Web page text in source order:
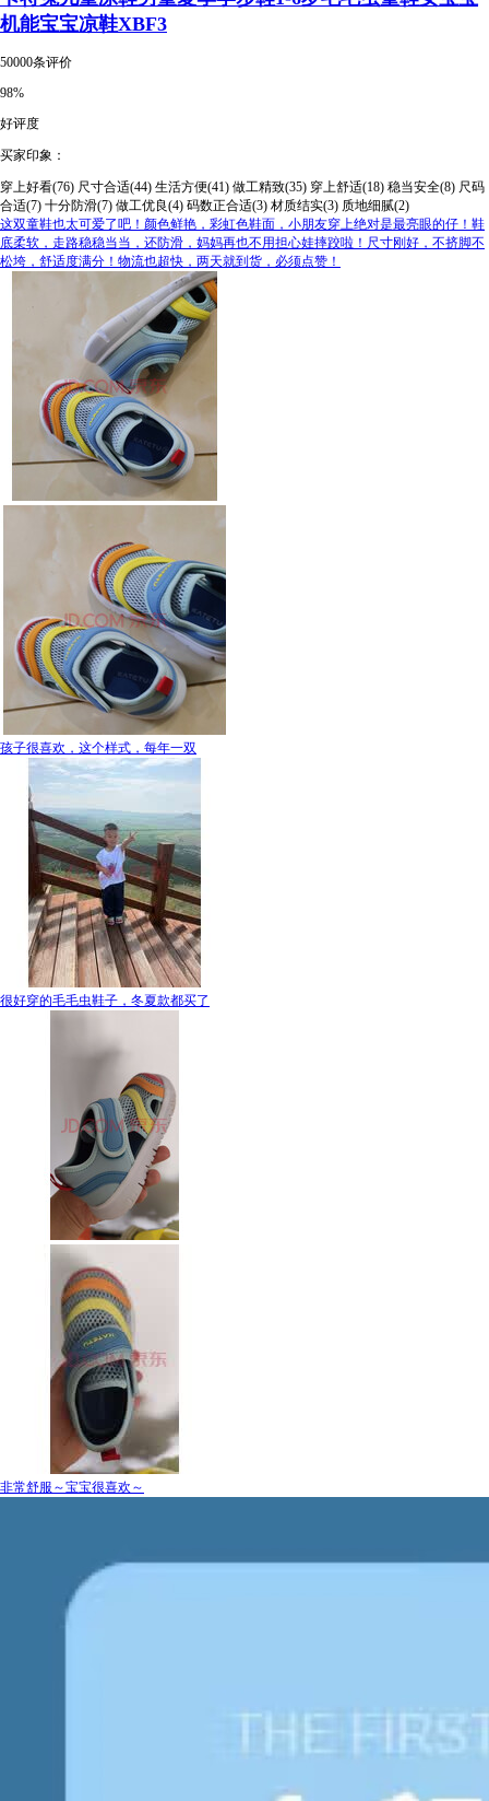
机能宝宝凉鞋XBF3
50000条评价
98%
好评度
买家印象：
穿上好看(76) 尺寸合适(44) 生活方便(41) 做工精致(35) 穿上舒适(18) 稳当安全(8) 尺码
合适(7) 十分防滑(7) 做工优良(4) 码数正合适(3) 材质结实(3) 质地细腻(2)
这双童鞋也太可爱了吧！颜色鲜艳，彩虹色鞋面，小朋友穿上绝对是最亮眼的仔！鞋
底柔软，走路稳稳当当，还防滑，妈妈再也不用担心娃摔跤啦！尺寸刚好，不挤脚不
松垮，舒适度满分！物流也超快，两天就到货，必须点赞！
孩子很喜欢，这个样式，每年一双
很好穿的毛毛虫鞋子，冬夏款都买了
非常舒服～宝宝很喜欢～